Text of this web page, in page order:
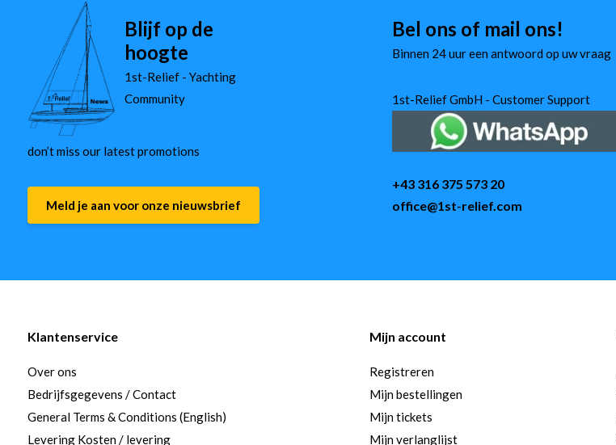
Blijf op de
hoogte
1st-Relief - Yachting
Community
don’t miss our latest promotions
Meld je aan voor onze nieuwsbrief
Bel ons of mail ons!
Binnen 24 uur een antwoord op uw vraag
1st-Relief GmbH - Customer Support
+43 316 375 573 20
office@1st-relief.com
Klantenservice
Over ons
Bedrijfsgegevens / Contact
General Terms & Conditions (English)
Levering Kosten / levering
Mijn account
Registreren
Mijn bestellingen
Mijn tickets
Mijn verlanglijst